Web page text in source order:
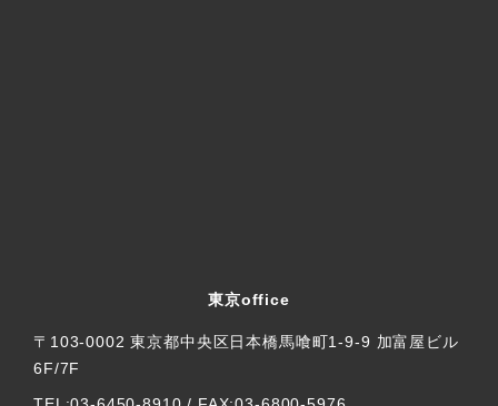
東京office
〒103-0002 東京都中央区日本橋馬喰町1-9-9 加富屋ビル
6F/7F